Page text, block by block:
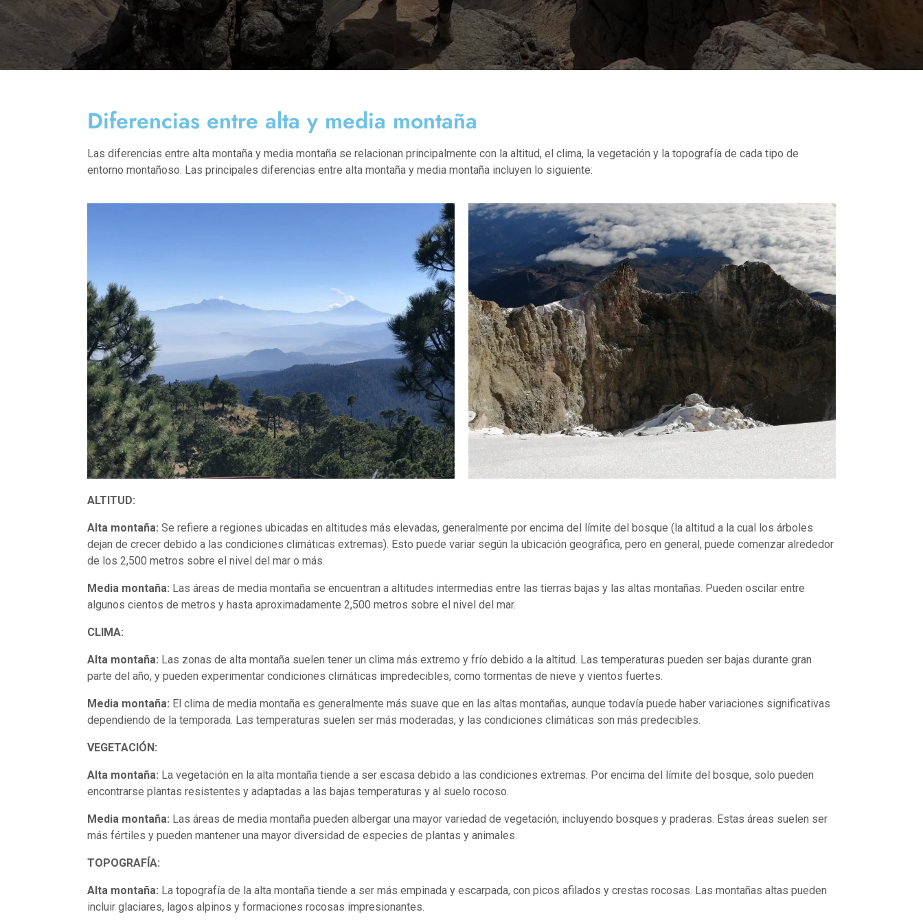
Diferencias entre alta y media montaña
Las diferencias entre alta montaña y media montaña se relacionan principalmente con la altitud, el clima, la vegetación y la topografía de cada tipo de
entorno montañoso. Las principales diferencias entre alta montaña y media montaña incluyen lo siguiente:
ALTITUD:
Alta montaña: Se refiere a regiones ubicadas en altitudes más elevadas, generalmente por encima del límite del bosque (la altitud a la cual los árboles
dejan de crecer debido a las condiciones climáticas extremas). Esto puede variar según la ubicación geográfica, pero en general, puede comenzar alrededor
de los 2,500 metros sobre el nivel del mar o más.
Media montaña: Las áreas de media montaña se encuentran a altitudes intermedias entre las tierras bajas y las altas montañas. Pueden oscilar entre
algunos cientos de metros y hasta aproximadamente 2,500 metros sobre el nivel del mar.
CLIMA:
Alta montaña: Las zonas de alta montaña suelen tener un clima más extremo y frío debido a la altitud. Las temperaturas pueden ser bajas durante gran
parte del año, y pueden experimentar condiciones climáticas impredecibles, como tormentas de nieve y vientos fuertes.
Media montaña: El clima de media montaña es generalmente más suave que en las altas montañas, aunque todavía puede haber variaciones significativas
dependiendo de la temporada. Las temperaturas suelen ser más moderadas, y las condiciones climáticas son más predecibles.
VEGETACIÓN:
Alta montaña: La vegetación en la alta montaña tiende a ser escasa debido a las condiciones extremas. Por encima del límite del bosque, solo pueden
encontrarse plantas resistentes y adaptadas a las bajas temperaturas y al suelo rocoso.
Media montaña: Las áreas de media montaña pueden albergar una mayor variedad de vegetación, incluyendo bosques y praderas. Estas áreas suelen ser
más fértiles y pueden mantener una mayor diversidad de especies de plantas y animales.
TOPOGRAFÍA:
Alta montaña: La topografía de la alta montaña tiende a ser más empinada y escarpada, con picos afilados y crestas rocosas. Las montañas altas pueden
incluir glaciares, lagos alpinos y formaciones rocosas impresionantes.